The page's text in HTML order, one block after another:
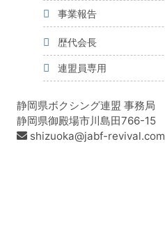
事業報告
歴代会長
連盟員専用
静岡県ボクシング連盟 事務局
静岡県御殿場市川島田766-15
shizuoka@jabf-revival.com